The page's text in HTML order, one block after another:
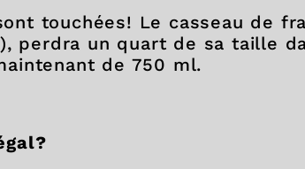
touchées! Le casseau de
perdra un quart de sa taille
de 750 ml.